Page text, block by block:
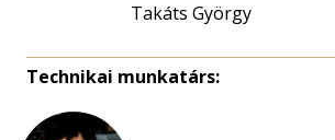
Takáts György
Technikai munkatárs: